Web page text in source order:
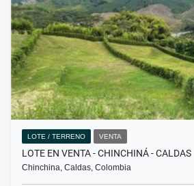
LOTE / TERRENO VENTA
LOTE EN VENTA - CHINCHINÁ - CALDAS
Chinchina, Caldas, Colombia